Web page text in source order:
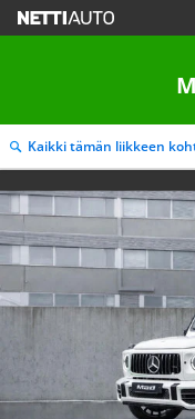
Kaikki tämän liikkeen